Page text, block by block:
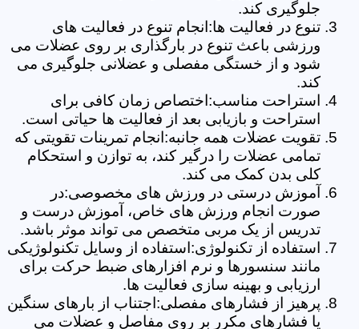
جلوگیری کند.
تنوع در فعالیت ها:انجام تنوع در فعالیت های
ورزشی باعث تنوع در بارگذاری بر روی عضلات می
شود و از خستگی مفصلی و عضلانی جلوگیری می
کند.
استراحت مناسب:اختصاص زمان کافی برای
استراحت و بازیابی بعد از فعالیت ها حیاتی است.
تقویت عضلات همه جانبه:انجام تمرینات تقویتی که
تمامی عضلات را درگیر کند، به توازن و استحکام
کلی بدن کمک می کند.
آموزش درستی در ورزش های مخصوصی:در
صورت انجام ورزش های خاص، آموزش درست و
تدریس از یک مربی متخصص می تواند موثر باشد.
استفاده از تکنولوژی:استفاده از وسایل تکنولوژیکی
مانند سنسورها و نرم افزارهای ضبط حرکت برای
ارزیابی و بهینه سازی فعالیت ها.
پرهیز از فشارهای مفصلی:اجتناب از بارهای سنگین
یا فشارهای مکرر بر روی مفاصل و عضلات می